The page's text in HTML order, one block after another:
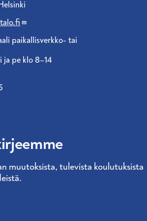
paikallisverkko- tai
ja pe klo 8–14
muutoksista, tulevista koulutuksista